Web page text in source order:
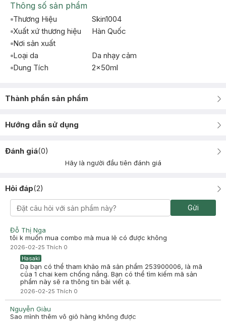
Thông số sản phẩm
Thương Hiệu
Skin1004
Xuất xứ thương hiệu
Hàn Quốc
Nơi sản xuất
Loại da
Da nhạy cảm
Dung Tích
2x50ml
Thành phần sản phẩm
Hướng dẫn sử dụng
Đánh giá(0)
Hãy là người đầu tiên đánh giá
Hỏi đáp(2)
Gửi
Đỗ Thị Nga
tôi k muốn mua combo mà mua lẻ có được không
2026-02-25 Thích 0
Hasaki
Dạ bạn có thể tham khảo mã sản phẩm 253900006, là mã
của 1 chai kem chống nắng. Bạn có thể tìm kiếm mã sản
phẩm này sẽ ra thông tin bài viết ạ.
2026-02-25 Thích 0
Nguyễn Giàu
Sao mình thêm vô giỏ hàng không được